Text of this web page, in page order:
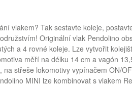
vlakem? Tak sestavte koleje,
Originální vlak Pendolino
a 4 rovné koleje. Lze vytvořit
měří na délku 14 cm a vagón
na střeše lokomotivy vypínačem ON/
MINI lze kombinovat s vlakem